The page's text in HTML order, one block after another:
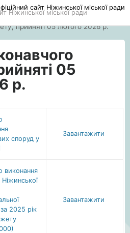
Ніжинської міської ради
прийняті 05 лютого 2026 р.
05
р.
споруд у
Завантажити
2025 рік
Завантажити